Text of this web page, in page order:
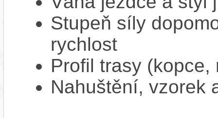
Stupeň síly
rychlost
Profil trasy
Nahuštění, vzorek